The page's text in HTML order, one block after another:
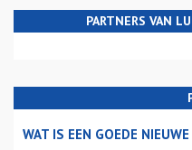
PARTNERS VAN
WAT IS EEN GOEDE